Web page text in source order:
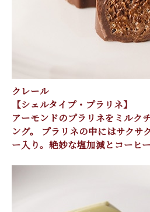
クレール
【シェルタイプ・プラリネ】
アーモンドのプラリネをミルク
ング。 プラリネの中にはサクサ
ー入り。絶妙な塩加減とコーヒ